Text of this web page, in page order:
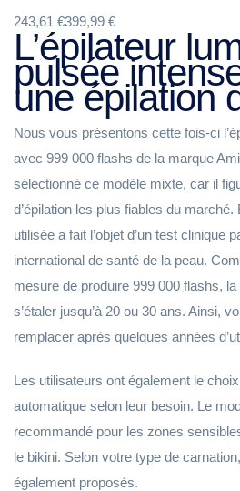
243,61 €399,99 €
L’épilateur
pulsée
une épilation
Nous vous présentons cette fois-ci
avec 999 000 flashs de la marque
sélectionné ce modèle mixte, car il
d’épilation les plus fiables du marché.
utilisée a fait l’objet d’un test clinique
international de santé de la peau.
mesure de produire 999 000 flashs, la
s’étaler jusqu’à 20 ou 30 ans. Ainsi,
remplacer après quelques années
Les utilisateurs ont également le
automatique selon leur besoin. Le
recommandé pour les zones
le bikini. Selon votre type de
également proposés.